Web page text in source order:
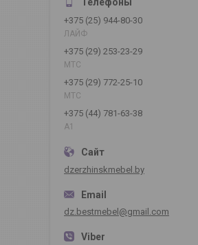
+375 (25) 944-80-30
ЛАЙФ
+375 (29) 253-23-29
МТС
+375 (29) 772-25-10
МТС
+375 (44) 781-63-38
А1
dzerzhinskmebel.by
dz.bestmebel@gmail.com